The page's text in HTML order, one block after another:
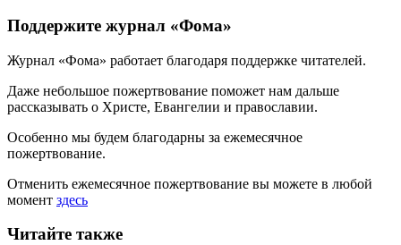
Поддержите журнал «Фома»
Журнал «Фома» работает благодаря поддержке читателей.
Даже небольшое пожертвование поможет нам дальше
рассказывать о Христе, Евангелии и православии.
Особенно мы будем благодарны за ежемесячное
пожертвование.
Отменить ежемесячное пожертвование вы можете в любой
момент здесь
Читайте также